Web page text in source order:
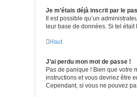
Je m’étais déjà inscrit par le
Il est possible qu’un
leur base de données. Si tel
Haut
J’ai perdu mon mot de passe !
Pas de panique ! Bien que votre
instructions et vous devriez être
Cependant, si vous ne pouvez